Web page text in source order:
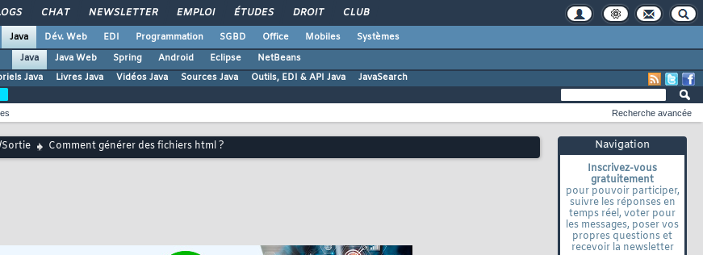
CHAT NEWSLETTER EMPLOI ÉTUDES DROIT CLUB
Java Dév. Web EDI Programmation SGBD Office Mobiles
Systèmes
Java
Java Web Spring Android Eclipse
NetBeans
Java Livres Java Vidéos Java Sources Java Outils, EDI & API Java JavaSearch
Navigation
Inscrivez-vous
gratuitement
pour pouvoir participer,
suivre les réponses en
temps réel, voter pour
les messages, poser vos
propres questions et
recevoir la newsletter
Recherche avancée
Comment générer des fichiers html ?